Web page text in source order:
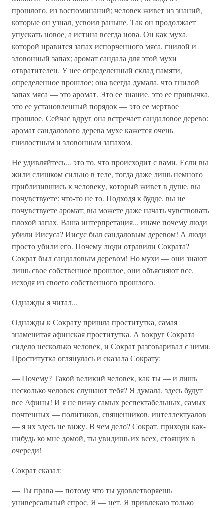
прошлого, из воспоминаний; человек живет из знаний,
которые он узнал, усвоил раньше. Так он продолжает
упускать новое, а истина всегда нова. Он как муха,
которой нравится запах испорченного мяса, гнилой и
зловонный запах; аромат сандала для этой мухи
отвратителен. У нее определенный склад памяти,
определенное прошлое; она всегда думала, что гнилой
запах мяса — это аромат. Это ее знание, это ее привычка,
это ее установленный порядок — это ее мертвое
прошлое. Сейчас вдруг она встречает сандаловое дерево:
аромат сандалового дерева мухе кажется очень
гнилостным и зловонным запахом.
Не удивляйтесь... это то, что происходит с вами. Если вы
жили слишком сильно в теле, тогда даже лишь немного
приблизившись к человеку, который живет в душе, вы
почувствуете: что-то не то. Подходя к будде, вы не
почувствуете аромат; вы можете даже начать чувствовать
плохой запах. Ваша интерпретация... иначе почему люди
убили Иисуса? Иисус был сандаловым деревом! А люди
просто убили его. Почему люди отравили Сократа?
Сократ был сандаловым деревом! Но мухи — они знают
лишь свое собственное прошлое, они объясняют все,
исходя из своего собственного прошлого.
Однажды я читал...
Однажды к Сократу пришла проститутка, самая
знаменитая афинская проститутка. А вокруг Сократа
сидело несколько человек, и Сократ разговаривал с ними.
Проститутка оглянулась и сказала Сократу:
— Почему? Такой великий человек, как ты — и лишь
несколько человек слушают тебя? Я думала, здесь будут
все Афины! И я не вижу самых респектабельных, самых
почтенных — политиков, священников, интеллектуалов
— я их здесь не вижу. В чем дело? Сократ, приходи как-
нибудь ко мне домой, ты увидишь их всех, стоящих в
очереди!
Сократ сказал:
— Ты права — потому что ты удовлетворяешь
универсальный спрос. Я — нет. Я привлекаю только